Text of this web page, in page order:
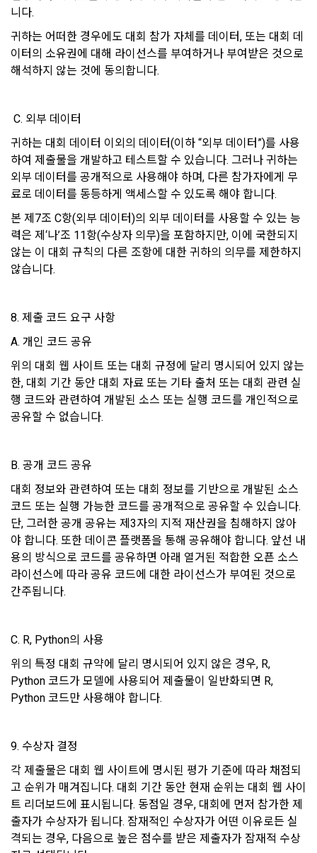
제 10 조 (계약의 성립)
1. “사이트”는 제9조와 같은 구매 신청에 대하여 다음 각 호에 해
당하면 승낙하지 않을 수 있다. 다만, 미성년자와 계약을 체결하
한다.
가. 신청 내용에 허위, 기재누락, 오기가 있는 경우
나. 기타 구매 신청에 승낙하는 것이 “사이트” 기술상 현저히 지
장이 있다고 판단하는 경우
2. “사이트”의 승낙이 제12조 제1항의 수신 확인통지형태로 이
용자에게 도달한 시점에 계약이 성립한 것으로 본다.
3. “사이트”의 승낙 의사 표시에는 이용자의 구매 신청에 대한
확인 및 판매 가능 여부, 구매 신청의 정정 취소 등에 관한 정보
등을 포함하여야 한다.
“사이트”에서 구매한 재화 및 서비스에 대한 대금지급방법은 다
음 각 호의 방법 중 가용한 방법으로 할 수 있다. 단, “회사”는 이
용자의 지급방법에 대하여 재화 및 서비스 등의 대금에 어떠한
명목의 수수료도 추가하여 징수할 수 없다.
가. 폰 뱅킹, 인터넷 뱅킹, 메일 뱅킹 등의 각종 계좌이체
나. 선불카드, 직불카드, 신용카드 등의 각종 카드 결제
라. 전자화폐에 의한 결제
마. 마일리지 등 “사이트”가 지급한 포인트에 의한 결제
바. “사이트”와 계약을 맺었거나 “사이트”가 인정한 상품권에 의
한 결제
사. 기타 전자적 지급 방법에 의한 대금 지급 등
제 12 조 (수신확인통지․구매 신청 변경 및 취소)
2. 수신확인통지를 받은 이용자는 의사표시의 불일치 등이 있는
경우에는 수신확인통지를 받은 후 즉시 구매 신청 변경 및 취소
를 요청할 수 있고 “사이트”는 제공 전에 이용자의 요청이 있는
경우에는 지체 없이 그 요청에 따라 처리하여야 한다. 다만 이미
대금을 지불한 경우에는 제15조의 청약철회 등에 관한 규정에
제 13 조 (재화 및 서비스 등의 공급)
“사이트”는 이용자와 재화 및 서비스 등의 공급 시기에 관하여
별도의 약정이 없는 이상, 이용자가 청약을 한 날부터 재화 및 서
비스 등을 제공할 수 있도록 필요한 조치를 취한다. “사이트”는
이용자가 재화 및 서비스 등의 제공 절차 및 진행 사항을 확인할
수 있도록 적절한 조치를 한다.
관리될 수 있도록 필요한 사항을 규정하고 있습니다. 변동사항
발생 시 공지사항 또는 개인정보취급방침을 통해 고지하도록 하
겠습니다.
수탁업체              위탁업무내용
Mailchimp         뉴스레터 발송 대행
나. 다음의 경우에는 합당한 절차를 통하여 개인정보를 제공 또
는 이용할 수 있습니다.
1) ‘기업 회원’(채용 의뢰 기업)에게 개인정보 제공
데이콘 인재풀 등록 회원의 개인정보는 데이콘 인재풀 서비스의
채용 의뢰가 있는 불특정 다수의 기업 회원이 열람할 수 있음.
적합자 확인
-제공하는 개인정보의 항목 : 데이콘 인재풀 등록시 수집하는 항
-개인정보를 제공받는 자의 개인정보 보유 및 이용기간 : 제휴
계약 종료 시
이용자가 데이콘을 통해 채용 서비스에 지원하는 경우, 채용 절
차 진행을 위해 채용 의뢰 ‘기업 회원’에게 이용자의 연락처 등
개인정보를 제공.
3) 매각, 인수합병
서비스 제공자의 권리, 의무가 승계 또는 이전되는 경우 이를 반
드시 사전에 고지하며 이용자의 개인정보에 대한 동의철회의 선
택권을 부여합니다.
관계법령에 의거하거나, 수사 목적으로 법령에 정해진 절차와
방법에 따라 수사기관의 요구가 있는 경우
1) 국외 기업 회원
해외 취업을 원하는 회원의 개인정보를 제공하는 국외 기업이
있으며, 제휴를 통한 변동사항 발생 시 사전공지 합니다. 이 경우
개별적인 동의를 구하는 절차를 거치며, 동의가 없는 경우에는
제공하지 않습니다.
니다.
귀하는 어떠한 경우에도 대회 참가 자체를 데이터, 또는 대회 데
이터의 소유권에 대해 라이선스를 부여하거나 부여받은 것으로
해석하지 않는 것에 동의합니다.
C. 외부 데이터
귀하는 대회 데이터 이외의 데이터(이하 “외부 데이터”)를 사용
하여 제출물을 개발하고 테스트할 수 있습니다. 그러나 귀하는
외부 데이터를 공개적으로 사용해야 하며, 다른 참가자에게 무
료로 데이터를 동등하게 액세스할 수 있도록 해야 합니다.
본 제7조 C항(외부 데이터)의 외부 데이터를 사용할 수 있는 능
력은 제‘나’조 11항(수상자 의무)을 포함하지만, 이에 국한되지
않는 이 대회 규칙의 다른 조항에 대한 귀하의 의무를 제한하지
않습니다.
8. 제출 코드 요구 사항
A. 개인 코드 공유
위의 대회 웹 사이트 또는 대회 규정에 달리 명시되어 있지 않는
한, 대회 기간 동안 대회 자료 또는 기타 출처 또는 대회 관련 실
행 코드와 관련하여 개발된 소스 또는 실행 코드를 개인적으로
공유할 수 없습니다.
B. 공개 코드 공유
대회 정보와 관련하여 또는 대회 정보를 기반으로 개발된 소스
코드 또는 실행 가능한 코드를 공개적으로 공유할 수 있습니다.
단, 그러한 공개 공유는 제3자의 지적 재산권을 침해하지 않아
야 합니다. 또한 데이콘 플랫폼을 통해 공유해야 합니다. 앞선 내
용의 방식으로 코드를 공유하면 아래 열거된 적합한 오픈 소스
라이선스에 따라 공유 코드에 대한 라이선스가 부여된 것으로
간주됩니다.
C. R, Python의 사용
위의 특정 대회 규약에 달리 명시되어 있지 않은 경우, R,
Python 코드가 모델에 사용되어 제출물이 일반화되면 R,
Python 코드만 사용해야 합니다.
9. 수상자 결정
각 제출물은 대회 웹 사이트에 명시된 평가 기준에 따라 채점되
고 순위가 매겨집니다. 대회 기간 동안 현재 순위는 대회 웹 사이
트 리더보드에 표시됩니다. 동점일 경우, 대회에 먼저 참가한 제
출자가 수상자가 됩니다. 잠재적인 수상자가 어떤 이유로든 실
격되는 경우, 다음으로 높은 점수를 받은 제출자가 잠재적 수상